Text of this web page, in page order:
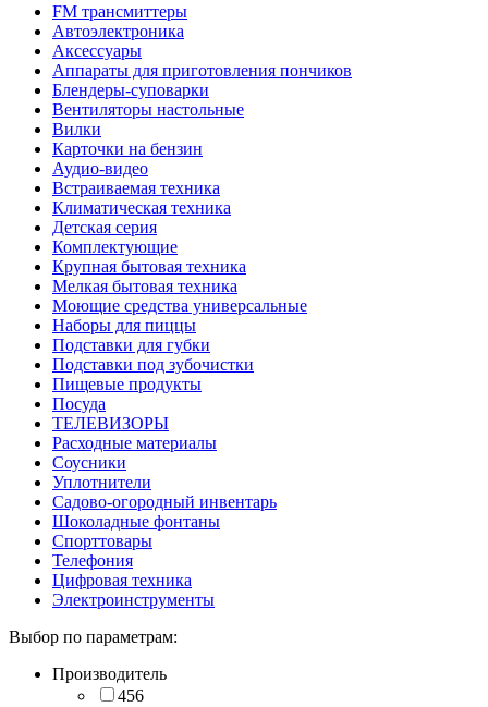
FM трансмиттеры
Автоэлектроника
Аксессуары
Аппараты для приготовления пончиков
Блендеры-суповарки
Вентиляторы настольные
Вилки
Карточки на бензин
Аудио-видео
Встраиваемая техника
Климатическая техника
Детская серия
Комплектующие
Крупная бытовая техника
Мелкая бытовая техника
Моющие средства универсальные
Наборы для пиццы
Подставки для губки
Подставки под зубочистки
Пищевые продукты
Посуда
ТЕЛЕВИЗОРЫ
Расходные материалы
Соусники
Уплотнители
Садово-огородный инвентарь
Шоколадные фонтаны
Спорттовары
Телефония
Цифровая техника
Электроинструменты
Выбор по параметрам:
Производитель
456